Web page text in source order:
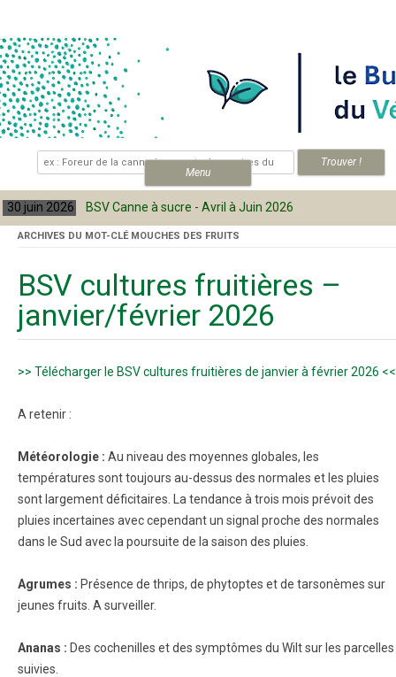
Menu
.
30 juin 2026 BSV Canne à sucre - Avril à Juin 2026
ARCHIVES DU MOT-CLÉ MOUCHES DES FRUITS
BSV cultures fruitières –
janvier/février 2026
>> Télécharger le BSV cultures fruitières de janvier à février 2026 <<
A retenir :
Météorologie : Au niveau des moyennes globales, les
températures sont toujours au-dessus des normales et les pluies
sont largement déficitaires. La tendance à trois mois prévoit des
pluies incertaines avec cependant un signal proche des normales
dans le Sud avec la poursuite de la saison des pluies.
Agrumes : Présence de thrips, de phytoptes et de tarsonèmes sur
jeunes fruits. A surveiller.
Ananas : Des cochenilles et des symptômes du Wilt sur les parcelles
suivies.